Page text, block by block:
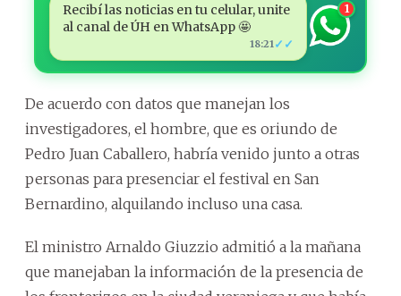
Recibí las noticias en tu celular, unite
al canal de ÚH en WhatsApp 🤩
18:21 ✓✓
1
De acuerdo con datos que manejan los
investigadores, el hombre, que es oriundo de
Pedro Juan Caballero, habría venido junto a otras
personas para presenciar el festival en San
Bernardino, alquilando incluso una casa.
El ministro Arnaldo Giuzzio admitió a la mañana
que manejaban la información de la presencia de